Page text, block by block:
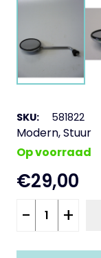
SKU: 581822
Modern,Stuur
Op voorraad
€29,00
Spiegel
links
chroom
- +